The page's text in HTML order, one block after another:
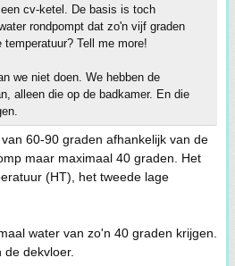
cv-ketel. De basis is toch
rondpompt dat zo'n vijf graden
Tell me more!
we niet doen. We hebben de
alleen die op de badkamer. En die
60-90 graden afhankelijk van de
maar maximaal 40 graden. Het
(HT), het tweede lage
water van zo'n 40 graden krijgen.
dekvloer.